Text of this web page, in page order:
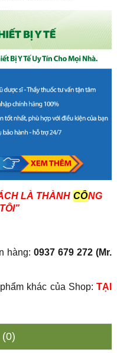
LÀ THÀNH CÔNG
hàng: 0937 679 272 (Mr.
khác của Shop:TẠI